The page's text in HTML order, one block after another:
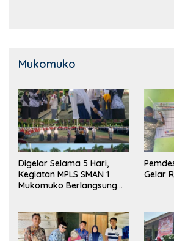
Mukomuko
Digelar Selama 5 Hari,
Kegiatan MPLS SMAN 1
Mukomuko Berlangsung
Gelar